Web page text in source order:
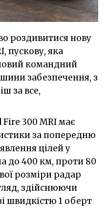
роздивитися нову
пускову, яка
командний
забезпечення, з
за все,
300 MRI має
за попередню
цілей у
до 400 км, проти 80
розміри радар
здійснюючи
швидкістю 1 оберт